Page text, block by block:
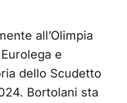
all’Olimpia
e
dello Scudetto
Bortolani sta